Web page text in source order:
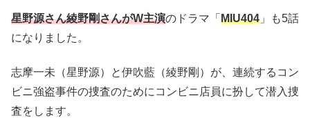
星野源さん綾野剛さんがW主演のドラマ「 MIU404 」も5話
になりました。
志摩一未（星野源）と伊吹藍（綾野剛）が、連続するコン
ビニ強盗事件の捜査のためにコンビニ店員に扮して潜入捜
査をします。